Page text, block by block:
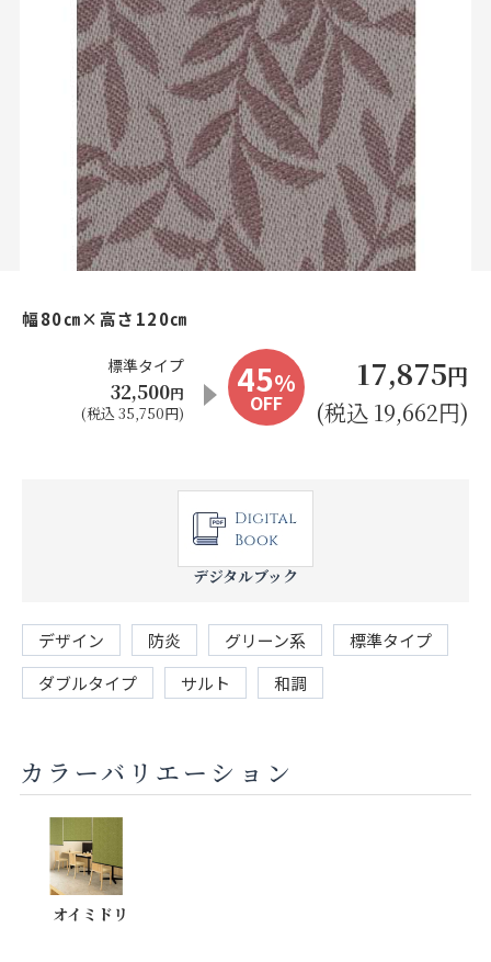
お問い合わせ
お気に入りリスト
お見積り来店予約はこちら
法人のお客様へ
幅80㎝×高さ120㎝
標準タイプ
32,500円
(税込 35,750円)
45%
OFF
17,875円
(税込 19,662円)
デジタルブック
デザイン 防炎 グリーン系
標準タイプ
ダブルタイプ
サルト 和調
カラーバリエーション
オイミドリ